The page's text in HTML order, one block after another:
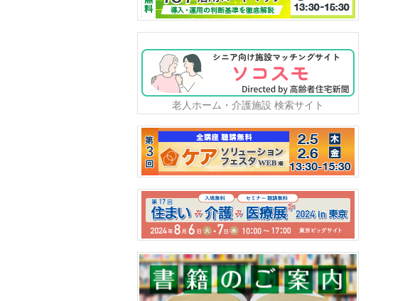
老人ホーム・介護施設 検索サイト